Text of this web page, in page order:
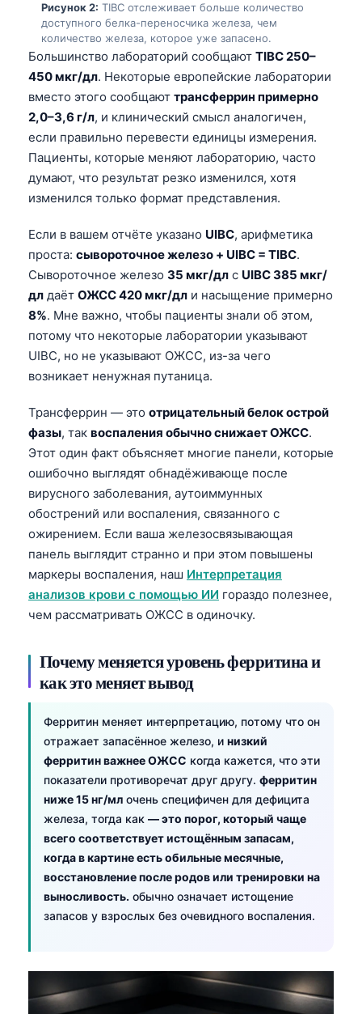
Рисунок 2: TIBC отслеживает больше количество
доступного белка-переносчика железа, чем
количество железа, которое уже запасено.
Большинство лабораторий сообщают TIBC 250–
450 мкг/дл. Некоторые европейские лаборатории
вместо этого сообщают трансферрин примерно
2,0–3,6 г/л, и клинический смысл аналогичен,
если правильно перевести единицы измерения.
Пациенты, которые меняют лабораторию, часто
думают, что результат резко изменился, хотя
изменился только формат представления.
Если в вашем отчёте указано UIBC, арифметика
проста: сывороточное железо + UIBC = TIBC.
Сывороточное железо 35 мкг/дл с UIBC 385 мкг/
дл даёт ОЖСС 420 мкг/дл и насыщение примерно
8%. Мне важно, чтобы пациенты знали об этом,
потому что некоторые лаборатории указывают
UIBC, но не указывают ОЖСС, из-за чего
возникает ненужная путаница.
Трансферрин — это отрицательный белок острой
фазы, так воспаления обычно снижает ОЖСС.
Этот один факт объясняет многие панели, которые
ошибочно выглядят обнадёживающе после
вирусного заболевания, аутоиммунных
обострений или воспаления, связанного с
ожирением. Если ваша железосвязывающая
панель выглядит странно и при этом повышены
маркеры воспаления, наш Интерпретация
анализов крови с помощью ИИ гораздо полезнее,
чем рассматривать ОЖСС в одиночку.
Почему меняется уровень ферритина и
как это меняет вывод
Ферритин меняет интерпретацию, потому что он
отражает запасённое железо, и низкий
ферритин важнее ОЖСС когда кажется, что эти
показатели противоречат друг другу. ферритин
ниже 15 нг/мл очень специфичен для дефицита
железа, тогда как — это порог, который чаще
всего соответствует истощённым запасам,
когда в картине есть обильные месячные,
восстановление после родов или тренировки на
выносливость. обычно означает истощение
запасов у взрослых без очевидного воспаления.